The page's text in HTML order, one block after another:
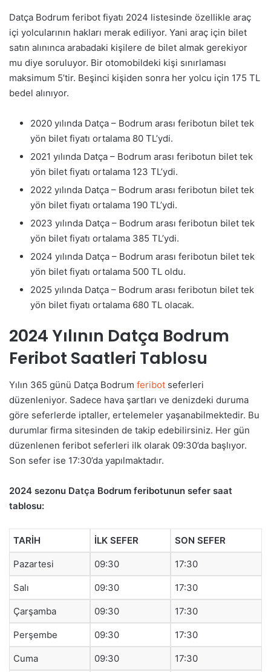
Datça Bodrum feribot fiyatı 2024 listesinde özellikle araç
içi yolcularının hakları merak ediliyor. Yani araç için bilet
satın alınınca arabadaki kişilere de bilet almak gerekiyor
mu diye soruluyor. Bir otomobildeki kişi sınırlaması
maksimum 5’tir. Beşinci kişiden sonra her yolcu için 175 TL
bedel alınıyor.
2020 yılında Datça – Bodrum arası feribotun bilet tek
yön bilet fiyatı ortalama 80 TL’ydi.
2021 yılında Datça – Bodrum arası feribotun bilet tek
yön bilet fiyatı ortalama 123 TL’ydi.
2022 yılında Datça – Bodrum arası feribotun bilet tek
yön bilet fiyatı ortalama 190 TL’ydi.
2023 yılında Datça – Bodrum arası feribotun bilet tek
yön bilet fiyatı ortalama 385 TL’ydi.
2024 yılında Datça – Bodrum arası feribotun bilet tek
yön bilet fiyatı ortalama 500 TL oldu.
2025 yılında Datça – Bodrum arası feribotun bilet tek
yön bilet fiyatı ortalama 680 TL olacak.
2024 Yılının Datça Bodrum
Feribot Saatleri Tablosu
Yılın 365 günü Datça Bodrum feribot seferleri
düzenleniyor. Sadece hava şartları ve denizdeki duruma
göre seferlerde iptaller, ertelemeler yaşanabilmektedir. Bu
durumlar firma sitesinden de takip edebilirsiniz. Her gün
düzenlenen feribot seferleri ilk olarak 09:30’da başlıyor.
Son sefer ise 17:30’da yapılmaktadır.
2024 sezonu Datça Bodrum feribotunun sefer saat
tablosu:
TARİH İLK SEFER SON SEFER
Pazartesi 09:30 17:30
Salı 09:30 17:30
Çarşamba 09:30 17:30
Perşembe 09:30 17:30
Cuma 09:30 17:30